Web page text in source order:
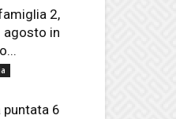
2,
agosto in
puntata 6